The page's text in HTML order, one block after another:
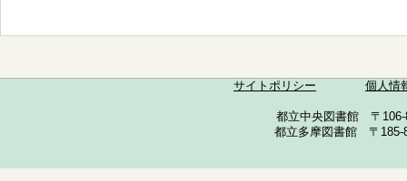
サイトポリシー 個人情
都立中央図書館 〒
都立多摩図書館 〒185-